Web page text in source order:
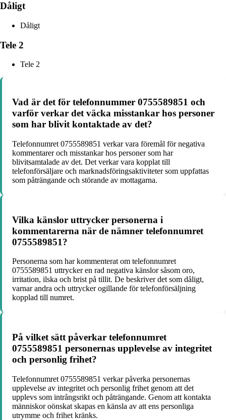
Dåligt
Dåligt
Tele 2
Tele 2
Vad är det för telefonnummer 0755589851 och
varför verkar det väcka misstankar hos personer
som har blivit kontaktade av det?
Telefonnumret 0755589851 verkar vara föremål för negativa
kommentarer och misstankar hos personer som har
blivitsamtalade av det. Det verkar vara kopplat till
telefonförsäljare och marknadsföringsaktiviteter som uppfattas
som påträngande och störande av mottagarna.
Vilka känslor uttrycker personerna i
kommentarerna när de nämner telefonnumret
0755589851?
Personerna som har kommenterat om telefonnumret
0755589851 uttrycker en rad negativa känslor såsom oro,
irritation, ilska och brist på tillit. De beskriver det som dåligt,
varnar andra och uttrycker ogillande för telefonförsäljning
kopplad till numret.
På vilket sätt påverkar telefonnumret
0755589851 personernas upplevelse av integritet
och personlig frihet?
Telefonnumret 0755589851 verkar påverka personernas
upplevelse av integritet och personlig frihet genom att det
upplevs som intrångsrikt och påträngande. Genom att kontakta
människor oönskat skapas en känsla av att ens personliga
utrymme och frihet kränks.